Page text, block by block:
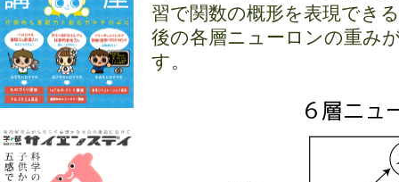
習で関数の概形を表現でき
後の各層ニューロンの重み
す。